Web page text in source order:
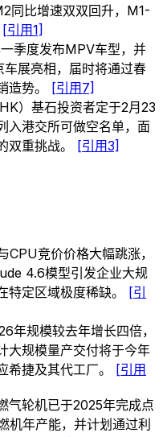
同比增速双双回升，M1-
[引用1]
季度发布MPV车型，并
展亮相，届时将通过春
造势。 [引用7]
）基石投资者定于2月23
入港交所可做空名单，面
双重挑战。 [引用3]
竞价价格大幅跳涨，
4.6模型引发企业大规
特定区域极度稀缺。 [引
年规模较去年增长四倍，
大规模量产交付将于今年
希捷及其代工厂。 [引用
气轮机已于2025年完成点
机年产能，并计划通过利